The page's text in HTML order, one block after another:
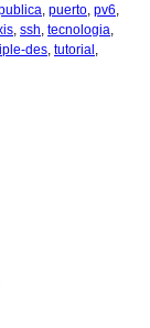
puerto pv6
ssh tecnologia
des tutorial